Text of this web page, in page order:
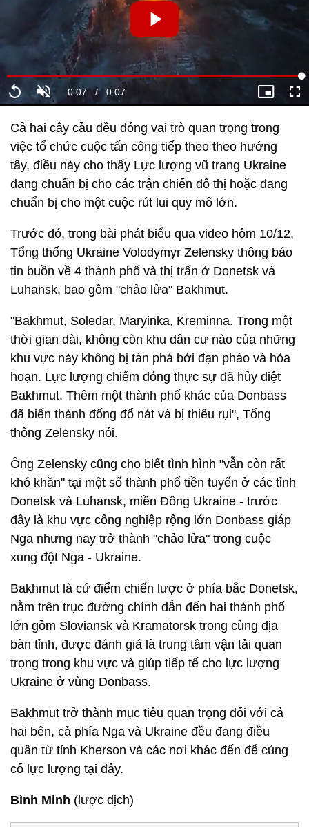
Cả hai cây cầu đều đóng vai trò quan trọng trong
việc tổ chức cuộc tấn công tiếp theo theo hướng
tây, điều này cho thấy Lực lượng vũ trang Ukraine
đang chuẩn bị cho các trận chiến đô thị hoặc đang
chuẩn bị cho một cuộc rút lui quy mô lớn.
Trước đó, trong bài phát biểu qua video hôm 10/12,
Tổng thống Ukraine Volodymyr Zelensky thông báo
tin buồn về 4 thành phố và thị trấn ở Donetsk và
Luhansk, bao gồm "chảo lửa" Bakhmut.
"Bakhmut, Soledar, Maryinka, Kreminna. Trong một
thời gian dài, không còn khu dân cư nào của những
khu vực này không bị tàn phá bởi đạn pháo và hỏa
hoạn. Lực lượng chiếm đóng thực sự đã hủy diệt
Bakhmut. Thêm một thành phố khác của Donbass
đã biến thành đống đổ nát và bị thiêu rụi", Tổng
thống Zelensky nói.
Ông Zelensky cũng cho biết tình hình "vẫn còn rất
khó khăn" tại một số thành phố tiền tuyến ở các tỉnh
Donetsk và Luhansk, miền Đông Ukraine - trước
đây là khu vực công nghiệp rộng lớn Donbass giáp
Nga nhưng nay trở thành "chảo lửa" trong cuộc
xung đột Nga - Ukraine.
Bakhmut là cứ điểm chiến lược ở phía bắc Donetsk,
nằm trên trục đường chính dẫn đến hai thành phố
lớn gồm Sloviansk và Kramatorsk trong cùng địa
bàn tỉnh, được đánh giá là trung tâm vận tải quan
trọng trong khu vực và giúp tiếp tế cho lực lượng
Ukraine ở vùng Donbass.
Bakhmut trở thành mục tiêu quan trọng đối với cả
hai bên, cả phía Nga và Ukraine đều đang điều
quân từ tỉnh Kherson và các nơi khác đến để củng
cố lực lượng tại đây.
Bình Minh (lược dịch)